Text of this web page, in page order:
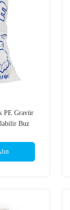
PE Gravür
Buz